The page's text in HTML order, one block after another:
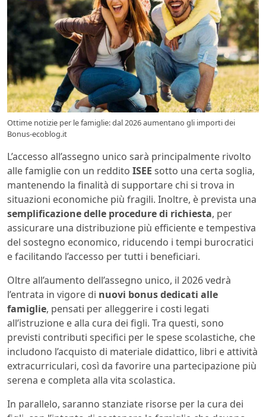
Ottime notizie per le famiglie: dal 2026 aumentano gli importi dei
Bonus-ecoblog.it
L’accesso all’assegno unico sarà principalmente rivolto
alle famiglie con un reddito ISEE sotto una certa soglia,
mantenendo la finalità di supportare chi si trova in
situazioni economiche più fragili. Inoltre, è prevista una
semplificazione delle procedure di richiesta, per
assicurare una distribuzione più efficiente e tempestiva
del sostegno economico, riducendo i tempi burocratici
e facilitando l’accesso per tutti i beneficiari.
Oltre all’aumento dell’assegno unico, il 2026 vedrà
l’entrata in vigore di nuovi bonus dedicati alle
famiglie, pensati per alleggerire i costi legati
all’istruzione e alla cura dei figli. Tra questi, sono
previsti contributi specifici per le spese scolastiche, che
includono l’acquisto di materiale didattico, libri e attività
extracurriculari, così da favorire una partecipazione più
serena e completa alla vita scolastica.
In parallelo, saranno stanziate risorse per la cura dei